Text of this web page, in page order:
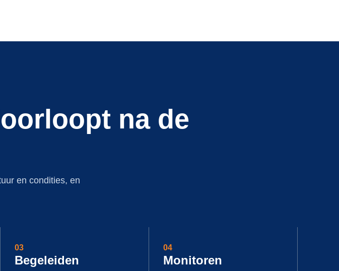
na de
en condities, en
03
Begeleiden
04
Monitoren